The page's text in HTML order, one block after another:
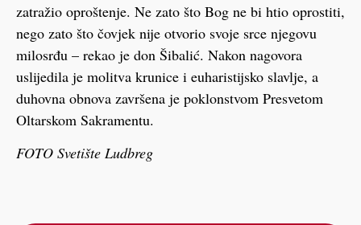
zatražio oproštenje. Ne zato što Bog ne bi htio oprostiti,
nego zato što čovjek nije otvorio svoje srce njegovu
milosrđu – rekao je don Šibalić. Nakon nagovora
uslijedila je molitva krunice i euharistijsko slavlje, a
duhovna obnova završena je poklonstvom Presvetom
Oltarskom Sakramentu.
FOTO Svetište Ludbreg